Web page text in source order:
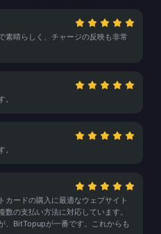
素晴らしく、チャージの反映も非常
カードの購入に最適なウェブサイト
の支払い方法に対応しています。
、BitTopupが一番です。これからも